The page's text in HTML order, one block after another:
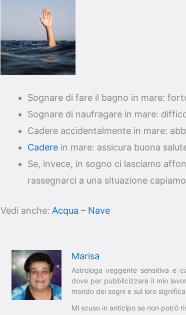
Sognare di fare il bagno in mare:
Sognare di naufragare in mare:
Cadere accidentalmente in mare:
Caderein mare: assicura buona
Se, invece, in sogno ci lasciamo
rassegnarci a una situazione
Vedi anche: Acqua – Nave
Marisa
Astrologa veggente sensitiva e
dove per pubblicizzare il mio
mondo dei sogni e sul loro
Mi scuso in anticipo se non potrò